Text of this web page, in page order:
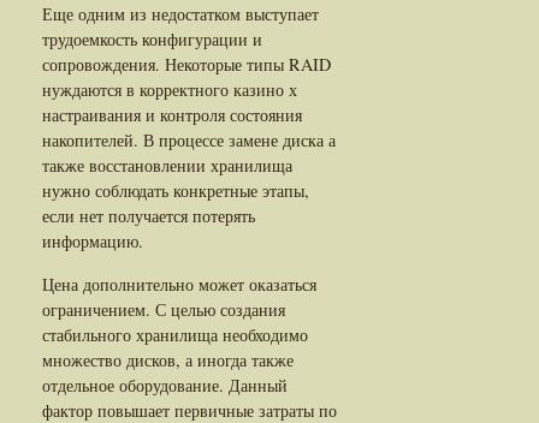
Еще одним из недостатком выступает
трудоемкость конфигурации и
сопровождения. Некоторые типы RAID
нуждаются в корректного казино х
настраивания и контроля состояния
накопителей. В процессе замене диска а
также восстановлении хранилища
нужно соблюдать конкретные этапы,
если нет получается потерять
информацию.
Цена дополнительно может оказаться
ограничением. С целью создания
стабильного хранилища необходимо
множество дисков, а иногда также
отдельное оборудование. Данный
фактор повышает первичные затраты по